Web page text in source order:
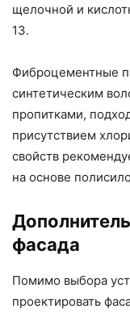
щелочной и
13.
Фиброцементные
синтетическим
пропитками,
присутствием
свойств
на основе
фасада
Помимо выбора
проектировать